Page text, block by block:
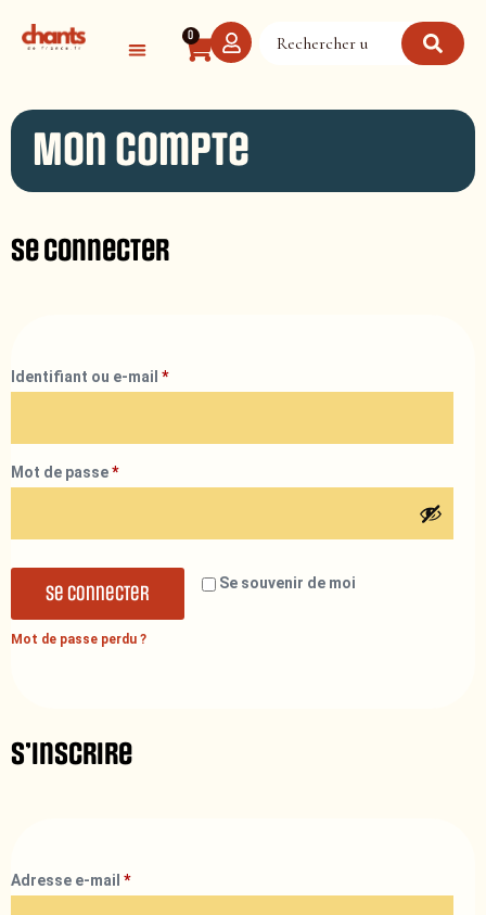
0
Mon compte
Se connecter
Identifiant ou e-mail *
Mot de passe*
Se souvenir de moi
Se connecter
Mot de passe perdu ?
S’inscrire
Adresse e-mail *